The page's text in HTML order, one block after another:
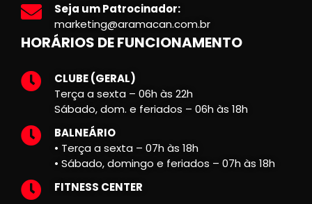
Seja um Patrocinador:
marketing@aramacan.com.br
HORÁRIOS DE FUNCIONAMENTO
CLUBE (GERAL)
Terça a sexta – 06h às 22h
Sábado, dom. e feriados – 06h às 18h
BALNEÁRIO
• Terça a sexta – 07h às 18h
• Sábado, domingo e feriados – 07h às 18h
FITNESS CENTER